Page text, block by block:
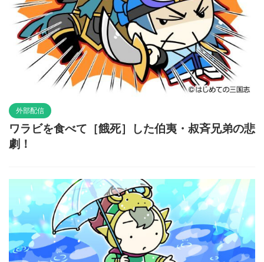
外部配信
ワラビを食べて［餓死］した伯夷・叔斉兄弟の悲
劇！